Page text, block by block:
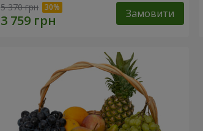
5 370 грн Замовити